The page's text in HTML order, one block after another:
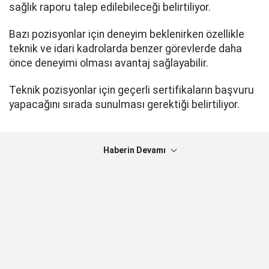
sağlık raporu talep edilebileceği belirtiliyor.
Bazı pozisyonlar için deneyim beklenirken özellikle
teknik ve idari kadrolarda benzer görevlerde daha
önce deneyimi olması avantaj sağlayabilir.
Teknik pozisyonlar için geçerli sertifikaların başvuru
yapacağını sırada sunulması gerektiği belirtiliyor.
Haberin Devamı